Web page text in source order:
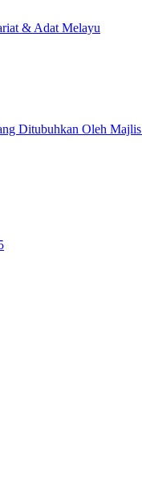
& Adat Melayu
Ditubuhkan Oleh